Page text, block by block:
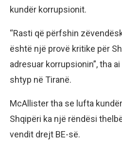
kundër korrupsionit.
“Rasti që përfshin
është një provë kritike për
adresuar korrupsionin”, tha
shtyp në Tiranë.
McAllister tha se lufta
Shqipëri ka një rëndësi
vendit drejt BE-së.